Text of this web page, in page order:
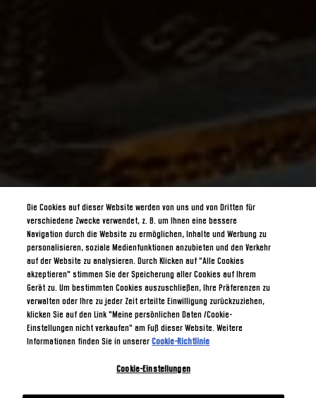
Die Cookies auf dieser Website werden von uns und von Dritten für
verschiedene Zwecke verwendet, z. B. um Ihnen eine bessere
Navigation durch die Website zu ermöglichen, Inhalte und Werbung zu
personalisieren, soziale Medienfunktionen anzubieten und den Verkehr
auf der Website zu analysieren. Durch Klicken auf "Alle Cookies
akzeptieren" stimmen Sie der Speicherung aller Cookies auf Ihrem
Gerät zu. Um bestimmten Cookies auszuschließen, Ihre Präferenzen zu
verwalten oder Ihre zu jeder Zeit erteilte Einwilligung zurückzuziehen,
klicken Sie auf den Link "Meine persönlichen Daten /Cookie-
Einstellungen nicht verkaufen" am Fuß dieser Website. Weitere
Informationen finden Sie in unsererCookie-Richtlinie
Cookie-Einstellungen